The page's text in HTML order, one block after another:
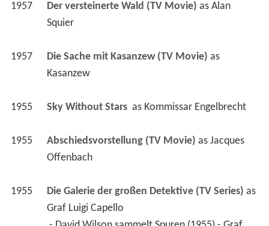
1957 Der versteinerte Wald (TV Movie) as Alan
Squier
1957 Die Sache mit Kasanzew (TV Movie)
as
Kasanzew
1955 Sky Without Stars as Kommissar Engelbrecht
1955 Abschiedsvorstellung (TV Movie) as Jacques
Offenbach
1955 Die Galerie der großen Detektive (TV Series)
as
Graf Luigi Capello